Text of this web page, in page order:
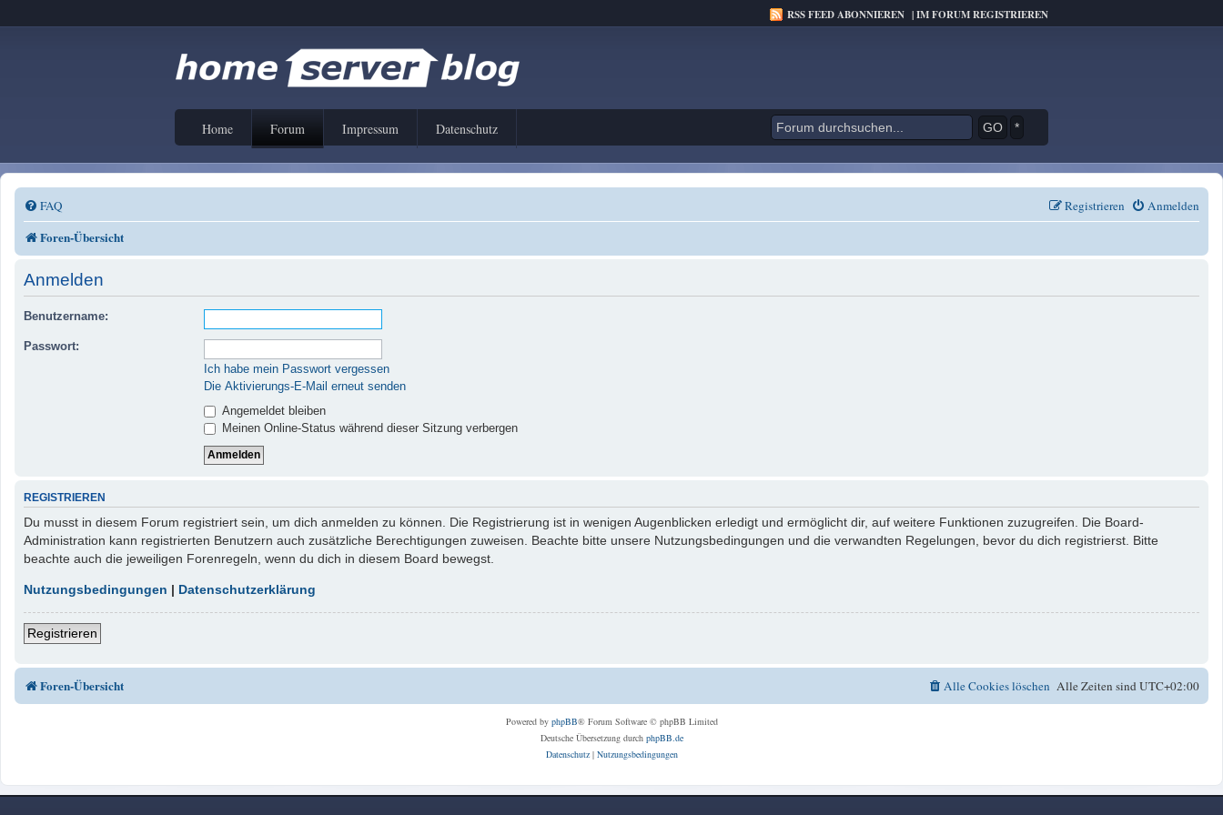
RSS FEED ABONNIEREN |IM FORUM REGISTRIEREN
Home Forum Impressum Datenschutz *
FAQ Anmelden
Registrieren
Foren-Übersicht
Anmelden
Benutzername:
Passwort:
Ich habe mein Passwort vergessen
Die Aktivierungs-E-Mail erneut senden
Angemeldet bleiben
Meinen Online-Status während dieser Sitzung verbergen
REGISTRIEREN
Du musst in diesem Forum registriert sein, um dich anmelden zu können. Die Registrierung ist in wenigen Augenblicken erledigt und ermöglicht dir, auf weitere Funktionen zuzugreifen. Die Board-
Administration kann registrierten Benutzern auch zusätzliche Berechtigungen zuweisen. Beachte bitte unsere Nutzungsbedingungen und die verwandten Regelungen, bevor du dich registrierst. Bitte
beachte auch die jeweiligen Forenregeln, wenn du dich in diesem Board bewegst.
Nutzungsbedingungen | Datenschutzerklärung
Registrieren
Foren-Übersicht Alle Zeiten sindUTC+02:00
Alle Cookies löschen
Powered by phpBB® Forum Software © phpBB Limited
Deutsche Übersetzung durch phpBB.de
Datenschutz| Nutzungsbedingungen